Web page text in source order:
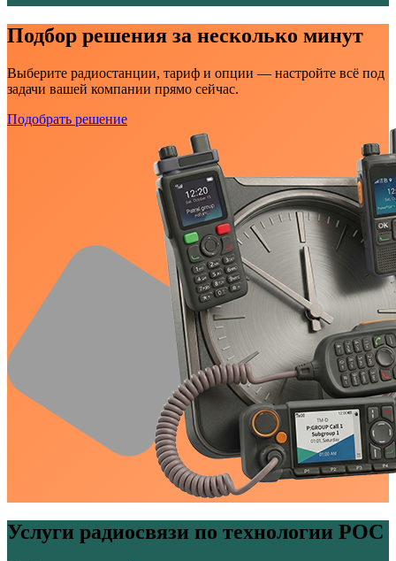
Подбор решения за несколько минут
Выберите радиостанции, тариф и опции — настройте всё под
задачи вашей компании прямо сейчас.
Подобрать решение
Услуги радиосвязи по технологии POC